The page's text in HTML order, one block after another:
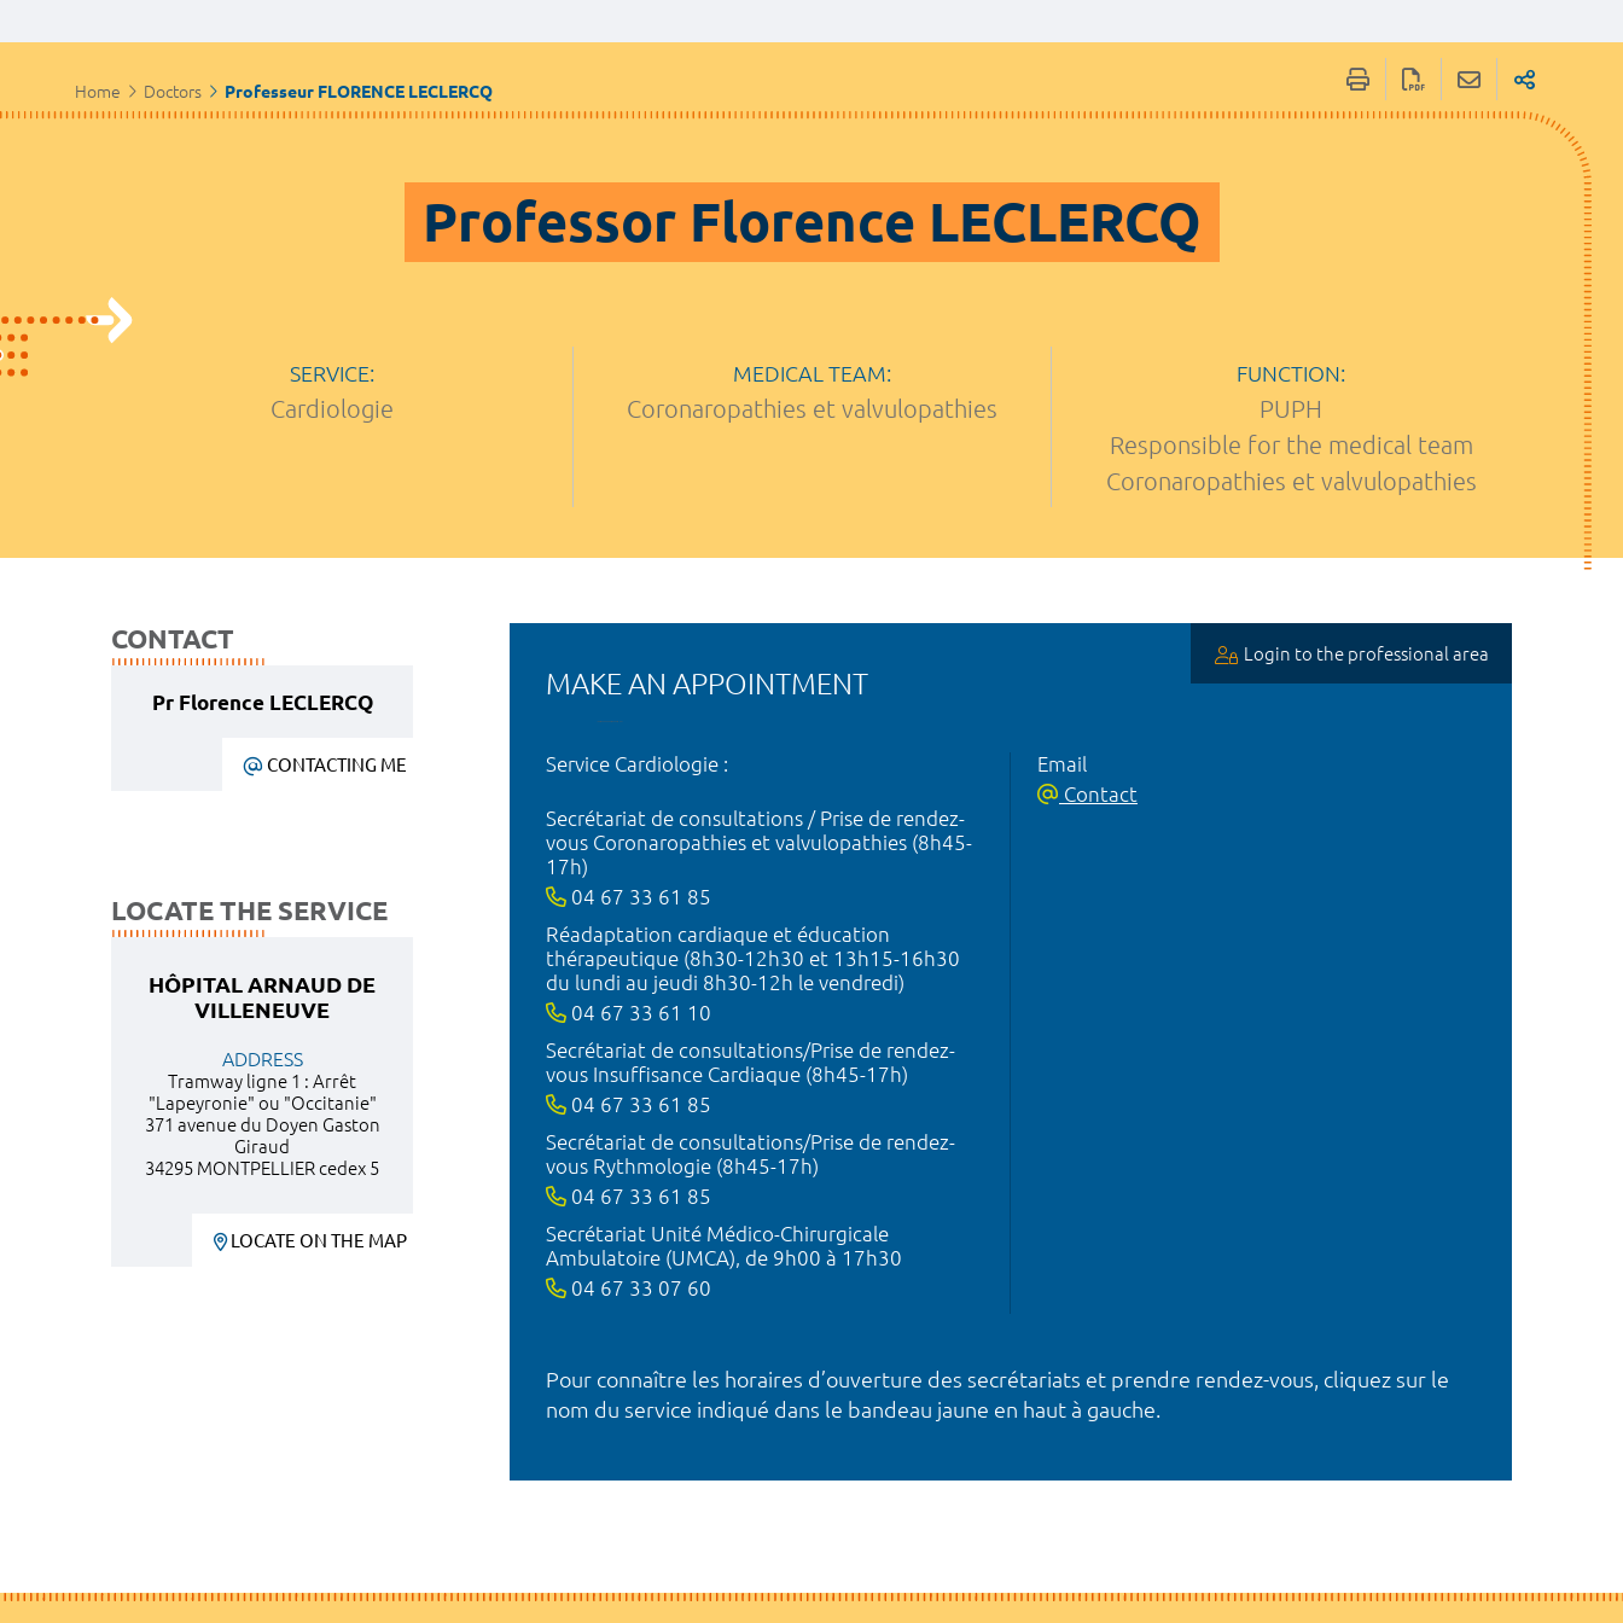
Home Doctors Professeur FLORENCE LECLERCQ
Professor Florence LECLERCQ
SERVICE:
Cardiologie
MEDICAL TEAM:
Coronaropathies et valvulopathies
FUNCTION:
PUPH
Responsible for the medical team
Coronaropathies et valvulopathies
CONTACT
Pr Florence LECLERCQ
CONTACTING ME
LOCATE THE SERVICE
HÔPITAL ARNAUD DE
VILLENEUVE
ADDRESS
Tramway ligne 1 : Arrêt
"Lapeyronie" ou "Occitanie"
371 avenue du Doyen Gaston
Giraud
34295 MONTPELLIER cedex 5
LOCATE ON THE MAP
MAKE AN APPOINTMENT
Login to the professional area
Service Cardiologie :
Secrétariat de consultations / Prise de rendez-
vous Coronaropathies et valvulopathies (8h45-
17h)
04 67 33 61 85
Réadaptation cardiaque et éducation
thérapeutique (8h30-12h30 et 13h15-16h30
du lundi au jeudi 8h30-12h le vendredi)
04 67 33 61 10
Secrétariat de consultations/Prise de rendez-
vous Insuffisance Cardiaque (8h45-17h)
04 67 33 61 85
Secrétariat de consultations/Prise de rendez-
vous Rythmologie (8h45-17h)
04 67 33 61 85
Secrétariat Unité Médico-Chirurgicale
Ambulatoire (UMCA), de 9h00 à 17h30
04 67 33 07 60
Email
Contact
Pour connaître les horaires d’ouverture des secrétariats et prendre rendez-vous, cliquez sur le
nom du service indiqué dans le bandeau jaune en haut à gauche.